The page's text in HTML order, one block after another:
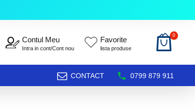
Contul Meu
Intra in cont/Cont nou
Favorite
lista produse
0
CONTACT 0799 879 911